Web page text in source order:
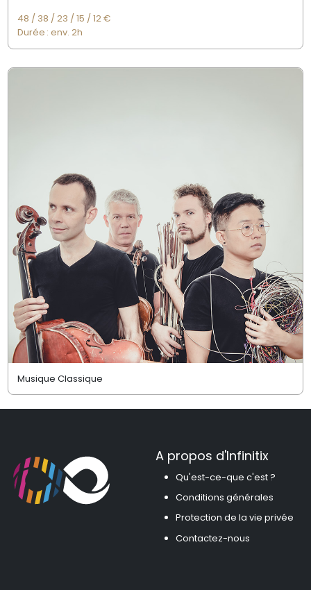
48 / 38 / 23 / 15 / 12 €
Durée : env. 2h
Musique Classique
A propos d'Infinitix
Qu'est-ce-que c'est ?
Conditions générales
Protection de la vie privée
Contactez-nous